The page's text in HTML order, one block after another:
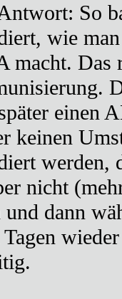
So
wie
macht. Das
einen
keinen
werden,
nicht
und dann